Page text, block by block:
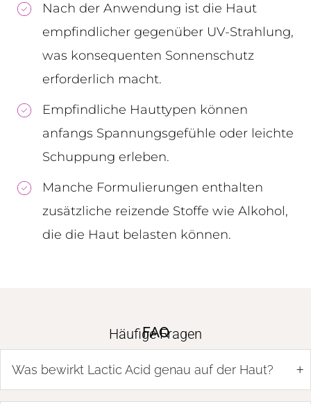
Nach der Anwendung ist die Haut
empfindlicher gegenüber UV-Strahlung,
was konsequenten Sonnenschutz
erforderlich macht.
Empfindliche Hauttypen können
anfangs Spannungsgefühle oder leichte
Schuppung erleben.
Manche Formulierungen enthalten
zusätzliche reizende Stoffe wie Alkohol,
die die Haut belasten können.
FAQ
Häufige Fragen
Was bewirkt Lactic Acid genau auf der Haut? +